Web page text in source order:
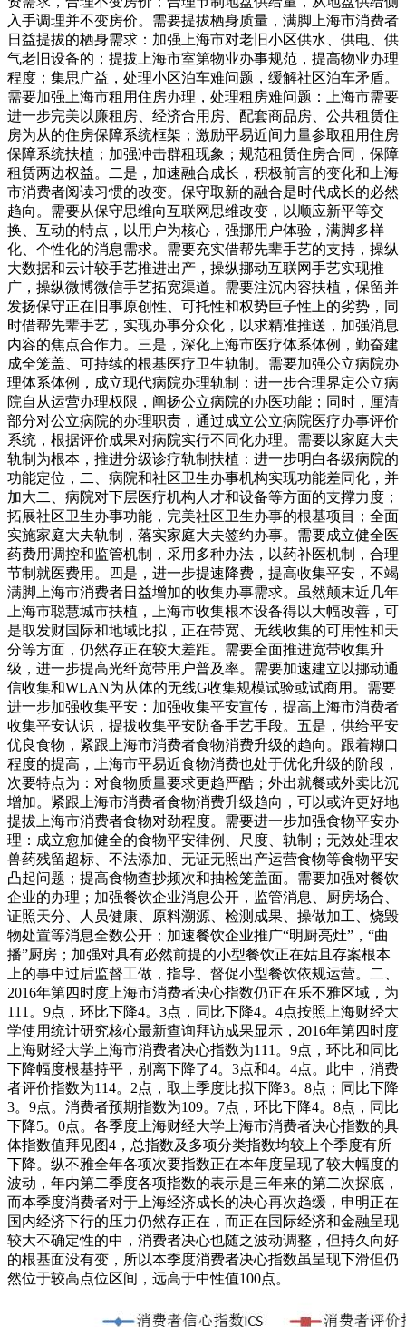
入手调理并不变房价。需要提拔栖身质量，满脚上海市消费者
日益提拔的栖身需求：加强上海市对老旧小区供水、供电、供
气老旧设备的；提拔上海市室第物业办事规范，提高物业办理
程度；集思广益，处理小区泊车难问题，缓解社区泊车矛盾。
需要加强上海市租用住房办理，处理租房难问题：上海市需要
进一步完美以廉租房、经济合用房、配套商品房、公共租赁住
房为从的住房保障系统框架；激励平易近间力量参取租用住房
保障系统扶植；加强冲击群租现象；规范租赁住房合同，保障
租赁两边权益。二是，加速融合成长，积极前言的变化和上海
市消费者阅读习惯的改变。保守取新的融合是时代成长的必然
趋向。需要从保守思维向互联网思维改变，以顺应新平等交
换、互动的特点，以用户为核心，强挪用户体验，满脚多样
化、个性化的消息需求。需要充实借帮先辈手艺的支持，操纵
大数据和云计较手艺推进出产，操纵挪动互联网手艺实现推
广，操纵微博微信手艺拓宽渠道。需要注沉内容扶植，保留并
发扬保守正在旧事原创性、可托性和权势巨子性上的劣势，同
时借帮先辈手艺，实现办事分众化，以求精准推送，加强消息
内容的焦点合作力。三是，深化上海市医疗体系体例，勤奋建
成全笼盖、可持续的根基医疗卫生轨制。需要加强公立病院办
理体系体例，成立现代病院办理轨制：进一步合理界定公立病
院自从运营办理权限，阐扬公立病院的办医功能；同时，厘清
部分对公立病院的办理职责，通过成立公立病院医疗办事评价
系统，根据评价成果对病院实行不同化办理。需要以家庭大夫
轨制为根本，推进分级诊疗轨制扶植：进一步明白各级病院的
功能定位，二、病院和社区卫生办事机构实现功能差同化，并
加大二、病院对下层医疗机构人才和设备等方面的支撑力度；
拓展社区卫生办事功能，完美社区卫生办事的根基项目；全面
实施家庭大夫轨制，落实家庭大夫签约办事。需要成立健全医
药费用调控和监管机制，采用多种办法，以药补医机制，合理
节制就医费用。四是，进一步提速降费，提高收集平安，不竭
满脚上海市消费者日益增加的收集办事需求。虽然颠末近几年
上海市聪慧城市扶植，上海市收集根本设备得以大幅改善，可
是取发财国际和地域比拟，正在带宽、无线收集的可用性和天
分等方面，仍然存正在较大差距。需要全面推进宽带收集升
级，进一步提高光纤宽带用户普及率。需要加速建立以挪动通
信收集和WLAN为从体的无线G收集规模试验或试商用。需要
进一步加强收集平安：加强收集平安宣传，提高上海市消费者
收集平安认识，提拔收集平安防备手艺手段。五是，供给平安
优良食物，紧跟上海市消费者食物消费升级的趋向。跟着糊口
程度的提高，上海市平易近食物消费也处于优化升级的阶段，
次要特点为：对食物质量要求更趋严酷；外出就餐或外卖比沉
增加。紧跟上海市消费者食物消费升级趋向，可以或许更好地
提拔上海市消费者食物对劲程度。需要进一步加强食物平安办
理：成立愈加健全的食物平安律例、尺度、轨制；无效处理农
兽药残留超标、不法添加、无证无照出产运营食物等食物平安
凸起问题；提高食物查抄频次和抽检笼盖面。需要加强对餐饮
企业的办理；加强餐饮企业消息公开，监管消息、厨房场合、
证照天分、人员健康、原料溯源、检测成果、操做加工、烧毁
物处置等消息全数公开；加速餐饮企业推广“明厨亮灶”，“曲
播”厨房；加强对具有必然前提的小型餐饮正在姑且存案根本
上的事中过后监督工做，指导、督促小型餐饮依规运营。二、
2016年第四时度上海市消费者决心指数仍正在乐不雅区域，为
111。9点，环比下降4。3点，同比下降4。4点按照上海财经大
学使用统计研究核心最新查询拜访成果显示，2016年第四时度
上海财经大学上海市消费者决心指数为111。9点，环比和同比
下降幅度根基持平，别离下降了4。3点和4。4点。此中，消费
者评价指数为114。2点，取上季度比拟下降3。8点；同比下降
3。9点。消费者预期指数为109。7点，环比下降4。8点，同比
下降5。0点。各季度上海财经大学上海市消费者决心指数的具
体指数值拜见图4，总指数及多项分类指数均较上个季度有所
下降。纵不雅全年各项次要指数正在本年度呈现了较大幅度的
波动，年内第二季度各项指数的表示是三年来的第二次探底，
而本季度消费者对于上海经济成长的决心再次趋缓，申明正在
国内经济下行的压力仍然存正在，而正在国际经济和金融呈现
较大不确定性的中，消费者决心也随之波动调整，但持久向好
的根基面没有变，所以本季度消费者决心指数虽呈现下滑但仍
然位于较高点位区间，远高于中性值100点。